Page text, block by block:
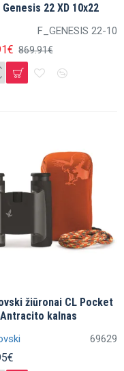
F_GENESIS 22-10
Genesis 22 XD 10x22
869.91€
69629
žiūronai CL Pocket
kalnas